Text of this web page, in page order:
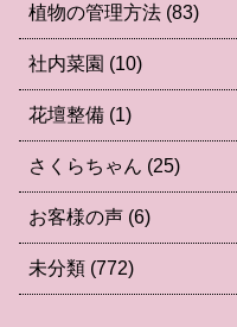
植物の管理方法 (83)
社内菜園 (10)
花壇整備 (1)
さくらちゃん (25)
お客様の声 (6)
未分類 (772)